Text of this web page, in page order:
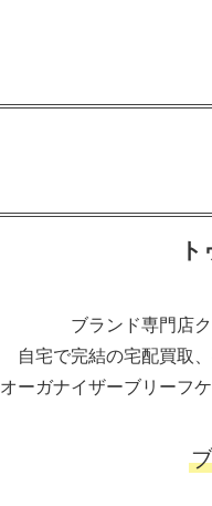
ブランド専門店
自宅で完結の宅配買取
オーガナイザーブリーフ